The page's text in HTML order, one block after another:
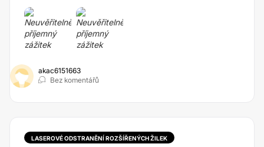
akac6151663
Bez komentářů
LASEROVÉ ODSTRANĚNÍ ROZŠÍŘENÝCH ŽILEK